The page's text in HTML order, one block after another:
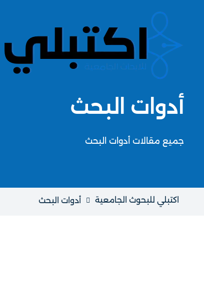
أدوات البحث
جميع مقالات أدوات البحث
اكتبلي للبحوث الجامعية أدوات البحث